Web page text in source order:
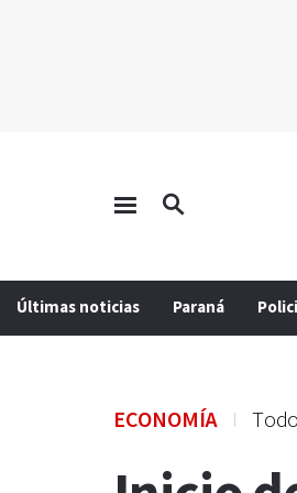
Últimas noticias Paraná
ECONOMÍA